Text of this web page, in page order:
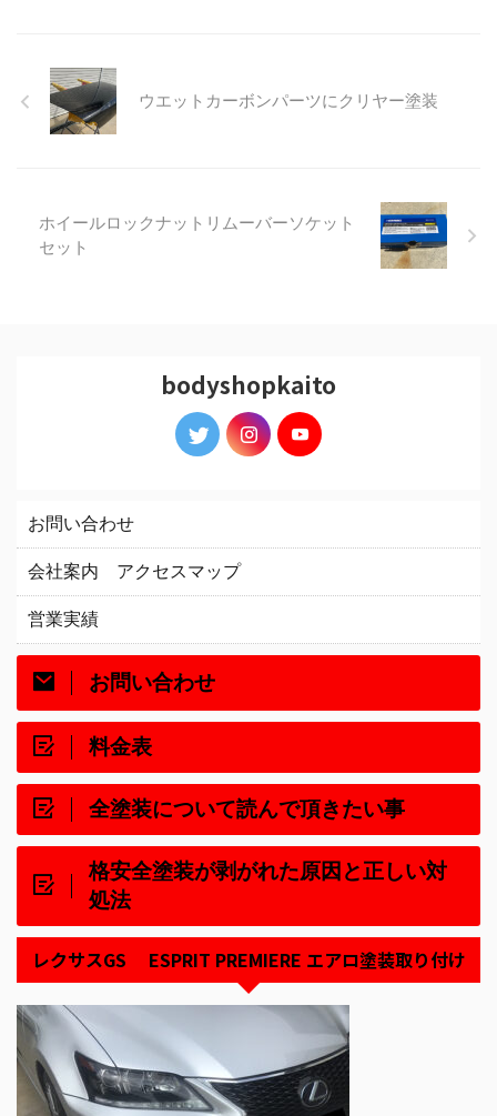
ウエットカーボンパーツにクリヤー塗装
ホイールロックナットリムーバーソケット
セット
bodyshopkaito
お問い合わせ
会社案内 アクセスマップ
営業実績
お問い合わせ
料金表
全塗装について読んで頂きたい事
格安全塗装が剥がれた原因と正しい対
処法
レクサスGS ESPRIT PREMIERE エアロ塗装取り付け